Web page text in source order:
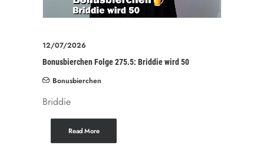
12/07/2026
Bonusbierchen Folge 275.5: Briddie wird 50
Bonusbierchen
Briddie
Read More